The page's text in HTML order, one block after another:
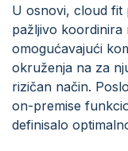
U osnovi, cloud fit
pažljivo koordinira
omogućavajući
okruženja na za
rizičan način.
on-premise
definisalo